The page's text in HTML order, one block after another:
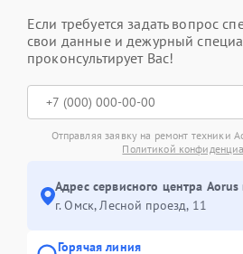
Если требуется задать вопрос
свои данные и дежурный
проконсультирует Вас!
Отправляя заявку на ремонт техники
Политикой
Адрес сервисного центра
г. Омск, ​Лесной проезд, 11
Горячая линия